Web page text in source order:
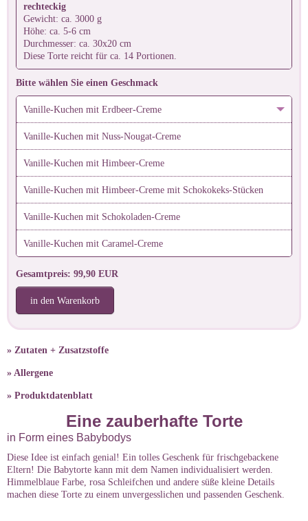
rechteckig
Gewicht: ca. 3000 g
Höhe: ca. 5-6 cm
Durchmesser: ca. 30x20 cm
Diese Torte reicht für ca. 14 Portionen.
Bitte wählen Sie einen Geschmack
Vanille-Kuchen mit Erdbeer-Creme
Vanille-Kuchen mit Nuss-Nougat-Creme
Vanille-Kuchen mit Himbeer-Creme
Vanille-Kuchen mit Himbeer-Creme mit Schokokeks-Stücken
Vanille-Kuchen mit Schokoladen-Creme
Vanille-Kuchen mit Caramel-Creme
Gesamtpreis: 99,90 EUR
in den Warenkorb
» Zutaten + Zusatzstoffe
» Allergene
» Produktdatenblatt
Eine zauberhafte Torte
in Form eines Babybodys
Diese Idee ist einfach genial! Ein tolles Geschenk für frischgebackene
Eltern! Die Babytorte kann mit dem Namen individualisiert werden.
Himmelblaue Farbe, rosa Schleifchen und andere süße kleine Details
machen diese Torte zu einem unvergesslichen und passenden Geschenk.